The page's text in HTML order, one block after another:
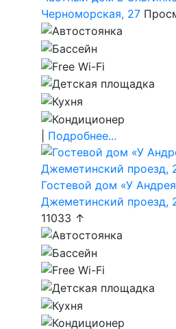
Черноморская, 27
Подробнее...
Гостевой дом «У
Джеметинский проезд,
11033 ↑